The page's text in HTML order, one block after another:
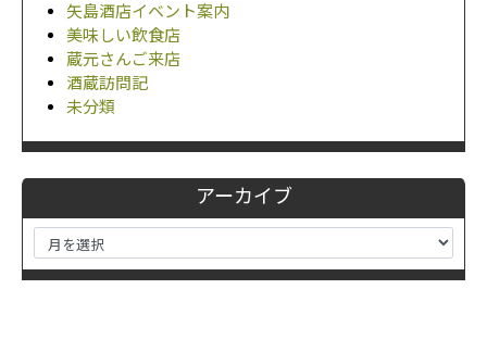
矢島酒店イベント案内
美味しい飲食店
蔵元さんご来店
酒蔵訪問記
未分類
アーカイブ